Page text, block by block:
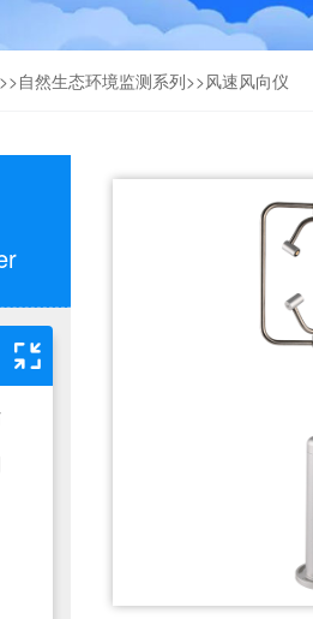
自然生态环境监测系列>>风速风向仪